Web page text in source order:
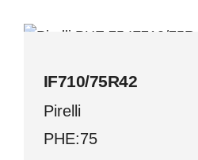
IF710/75R42
Pirelli
PHE:75